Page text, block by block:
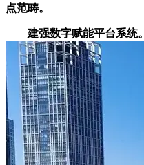
点范畴。
建强数字赋能平台系统。